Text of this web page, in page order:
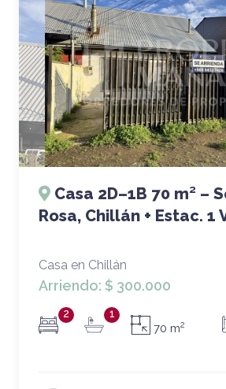
Casa 2D–1B 70 m² –
Rosa, Chillán + Estac. 1
Casa en Chillán
Arriendo: $ 300.000
2 1
70 m2